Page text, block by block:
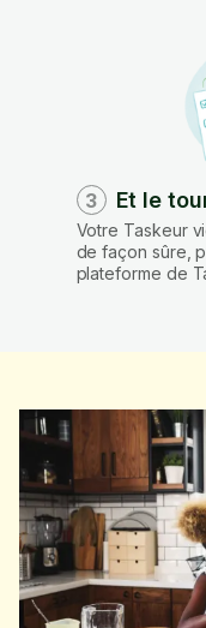
3 Et le
Votre Taskeur
de façon sûre,
plateforme de